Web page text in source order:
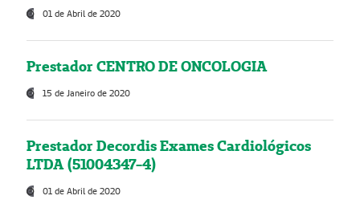
01 de Abril de 2020
Prestador CENTRO DE ONCOLOGIA
15 de Janeiro de 2020
Prestador Decordis Exames Cardiológicos
LTDA (51004347-4)
01 de Abril de 2020